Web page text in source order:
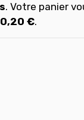
. Votre panier
0,20 €.